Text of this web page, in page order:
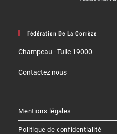
Fédération De La Corrèze
Champeau - Tulle 19000
Contactez nous
Mentions légales
Politique de confidentialité